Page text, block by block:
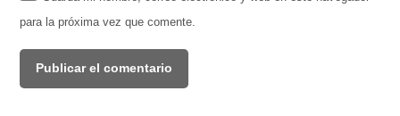
para la próxima vez que comente.